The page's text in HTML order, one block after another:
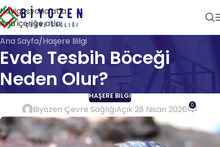
Navigasyona atla
Ana içeriğe atla
Ana Sayfa Haşere Bilgi
Evde Tesbih Böceği
Neden Olur?
HAŞERE BILGI
Biyozen Çevre SağlığıAçık 28 Nisan 2026 0